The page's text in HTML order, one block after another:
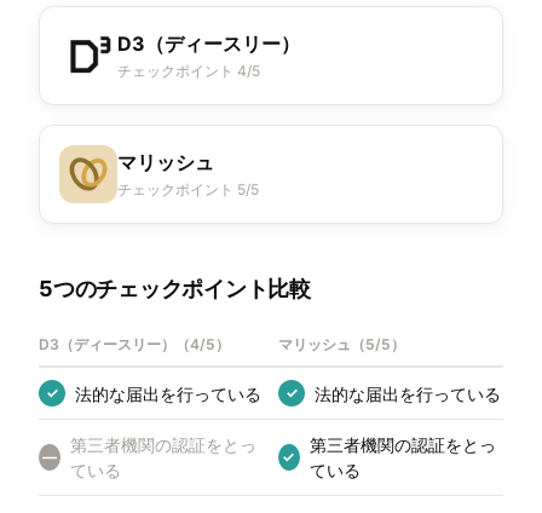
D3（ディースリー）
チェックポイント 4/5
マリッシュ
チェックポイント 5/5
5つのチェックポイント比較
D3（ディースリー） （4/5 ） マリッシュ （5/5 ）
✓ 法的な届出を行っている ✓ 法的な届出を行っている
—
第三者機関の認証をとっ
ている
✓
第三者機関の認証をとっ
ている